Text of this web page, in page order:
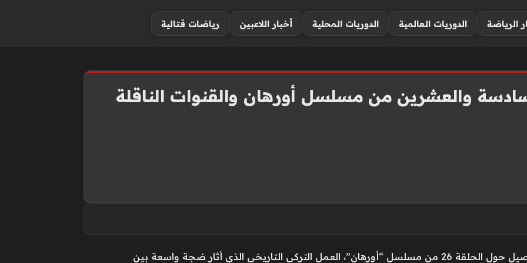
الرياضة الدوريات العالمية الدوريات المحلية أخبار اللاعبين رياضات قتالية
والعشرين من مسلسل أورهان والقنوات الناقلة
نقدم لكم عبر فلسطينيو 48، أحدث التفاصيل حول الحلقة 26 من مسلسل “أورهان”، العمل التركي التاريخي الذي أثار ضجة واسعة بين